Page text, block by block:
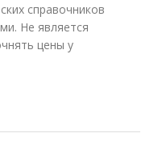
справочников
Не является
цены у